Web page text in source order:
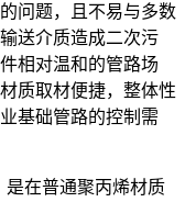
问题，且不易与多数
送介质造成二次污
相对温和的管路场
质取材便捷，整体性
基础管路的控制需
是在普通聚丙烯材质